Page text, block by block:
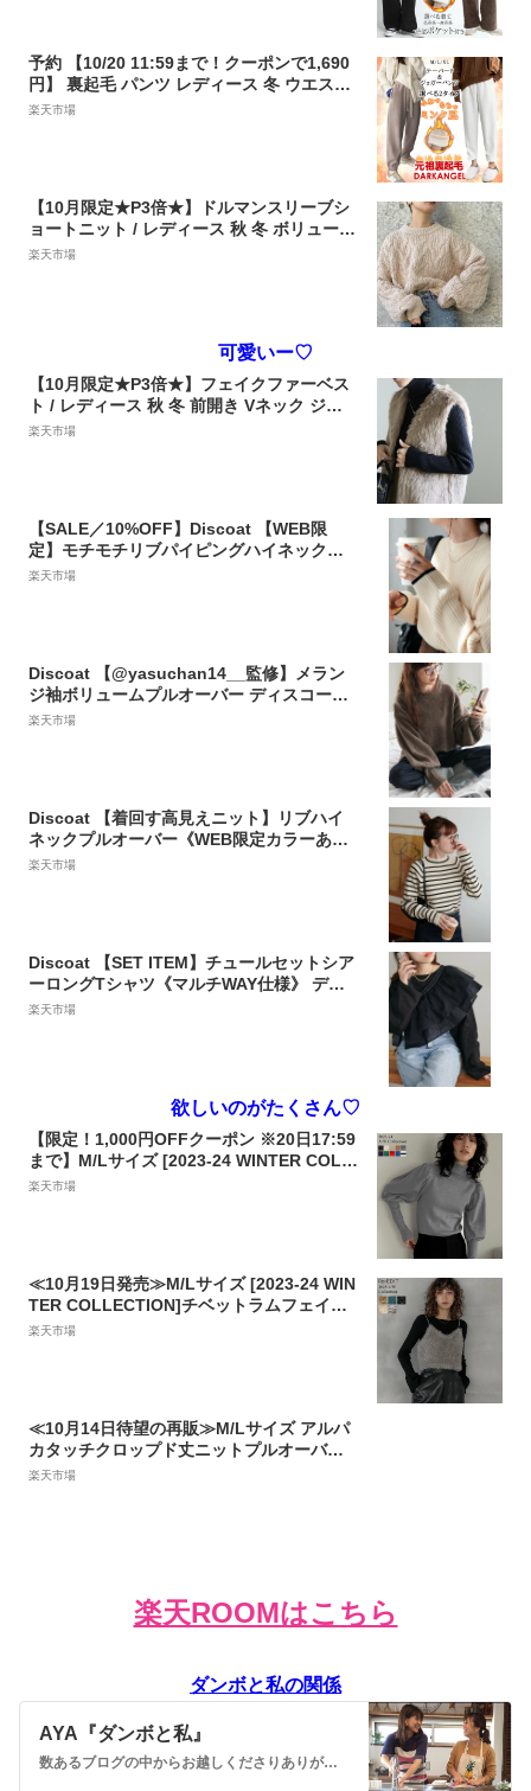
予約 【10/20 11:59まで！クーポンで1,690
円】 裏起毛 パンツ レディース 冬 ウエスト
ゴム テーパードパンツ リブ ルームウェア
楽天市場
【10月限定★P3倍★】ドルマンスリーブシ
ョートニット / レディース 秋 冬 ボリューム
ショートニット ドルマンニット クロップド
楽天市場
可愛いー♡
【10月限定★P3倍★】フェイクファーベス
ト / レディース 秋 冬 前開き Vネック ジレ
黒 レイヤード オーバーサイズ ベスト ファ
楽天市場
【SALE／10%OFF】Discoat 【WEB限
定】モチモチリブパイピングハイネックプ
ルオーバー《新色追加!》 ディスコート ト
楽天市場
Discoat 【@yasuchan14__監修】メラン
ジ袖ボリュームプルオーバー ディスコート
トップス ニット ブラウン ホワイト ベージ
楽天市場
Discoat 【着回す高見えニット】リブハイ
ネックプルオーバー《WEB限定カラーあ
り》 ディスコート トップス ニット ホワイ
楽天市場
Discoat 【SET ITEM】チュールセットシア
ーロングTシャツ《マルチWAY仕様》 ディ
スコート トップス カットソー・Tシャツ ブ
楽天市場
欲しいのがたくさん♡
【限定！1,000円OFFクーポン ※20日17:59
まで】M/Lサイズ [2023-24 WINTER COLL
ECTION]パフショルダー細リブタートルニ
楽天市場
≪10月19日発売≫M/Lサイズ [2023-24 WIN
TER COLLECTION]チベットラムフェイク
ファービスチェ レディース 秋 冬 / トップス
楽天市場
≪10月14日待望の再販≫M/Lサイズ アルパ
カタッチクロップド丈ニットプルオーバー
レディース 秋 冬 / トップス ニット セータ
楽天市場
楽天ROOMはこちら
ダンボと私の関係
AYA『ダンボと私』
数あるブログの中からお越しくださりありがとうございます😊レシピブログに参加中♪❤️Instagramもよろしくお願いします❤️Instagramはこちらから…